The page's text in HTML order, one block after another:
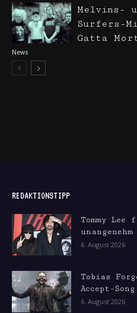
News
Melvins-
Surfers-
Gatta
REDAKTIONSTIPP
Tommy Lee
unangenehm
6. August 2026
Tobias
Accept-
6. August 2026